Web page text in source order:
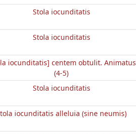
Stola iocunditatis
Stola iocunditatis
iocunditatis] centem obtulit. Animatus
(4-5)
Stola iocunditatis
iocunditatis alleluia (sine neumis)